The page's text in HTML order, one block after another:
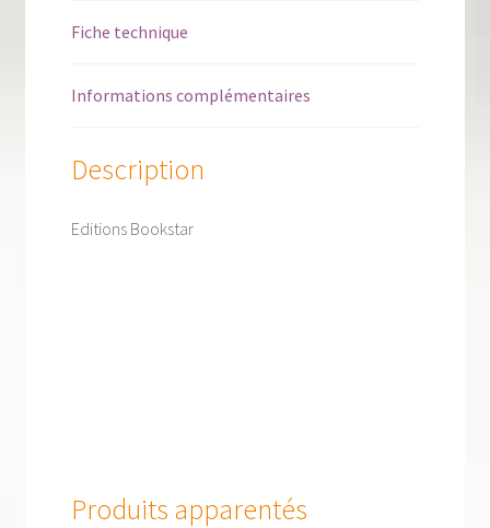
Fiche technique
Informations complémentaires
Description
Editions Bookstar
Produits apparentés